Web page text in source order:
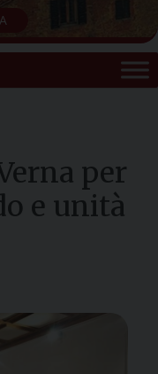
per
e unità